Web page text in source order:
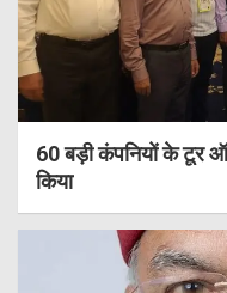
60 बड़ी कंपनियों के टूर
किया